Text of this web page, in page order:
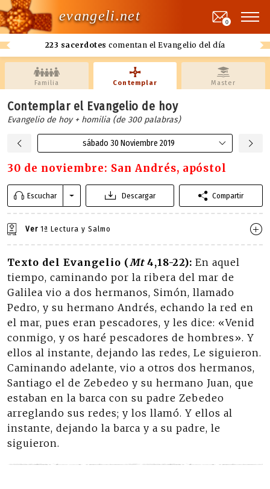
evangeli.net
223 sacerdotes comentan el Evangelio del día
0
Familia Contemplar Master
Contemplar el Evangelio de hoy
Evangelio de hoy + homilia (de 300 palabras)
sábado 30 Noviembre 2019
30 de noviembre: San Andrés, apóstol
Escuchar Descargar Compartir
Ver 1ª Lectura y Salmo
Texto del Evangelio (Mt4,18-22): En aquel
tiempo, caminando por la ribera del mar de
Galilea vio a dos hermanos, Simón, llamado
Pedro, y su hermano Andrés, echando la red en
el mar, pues eran pescadores, y les dice: «Venid
conmigo, y os haré pescadores de hombres». Y
ellos al instante, dejando las redes, Le siguieron.
Caminando adelante, vio a otros dos hermanos,
Santiago el de Zebedeo y su hermano Juan, que
estaban en la barca con su padre Zebedeo
arreglando sus redes; y los llamó. Y ellos al
instante, dejando la barca y a su padre, le
siguieron.